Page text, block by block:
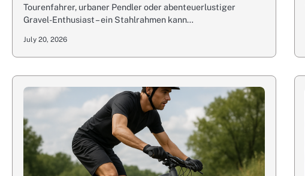
Tourenfahrer, urbaner Pendler oder abenteuerlustiger
Gravel-Enthusiast – ein Stahlrahmen kann…
July 20, 2026